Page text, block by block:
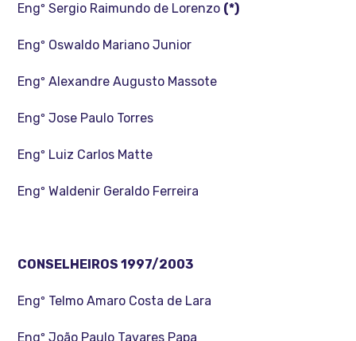
Engº Sergio Raimundo de Lorenzo (*)
Engº Oswaldo Mariano Junior
Engº Alexandre Augusto Massote
Engº Jose Paulo Torres
Engº Luiz Carlos Matte
Engº Waldenir Geraldo Ferreira
CONSELHEIROS 1997/2003
Engº Telmo Amaro Costa de Lara
Engº João Paulo Tavares Papa